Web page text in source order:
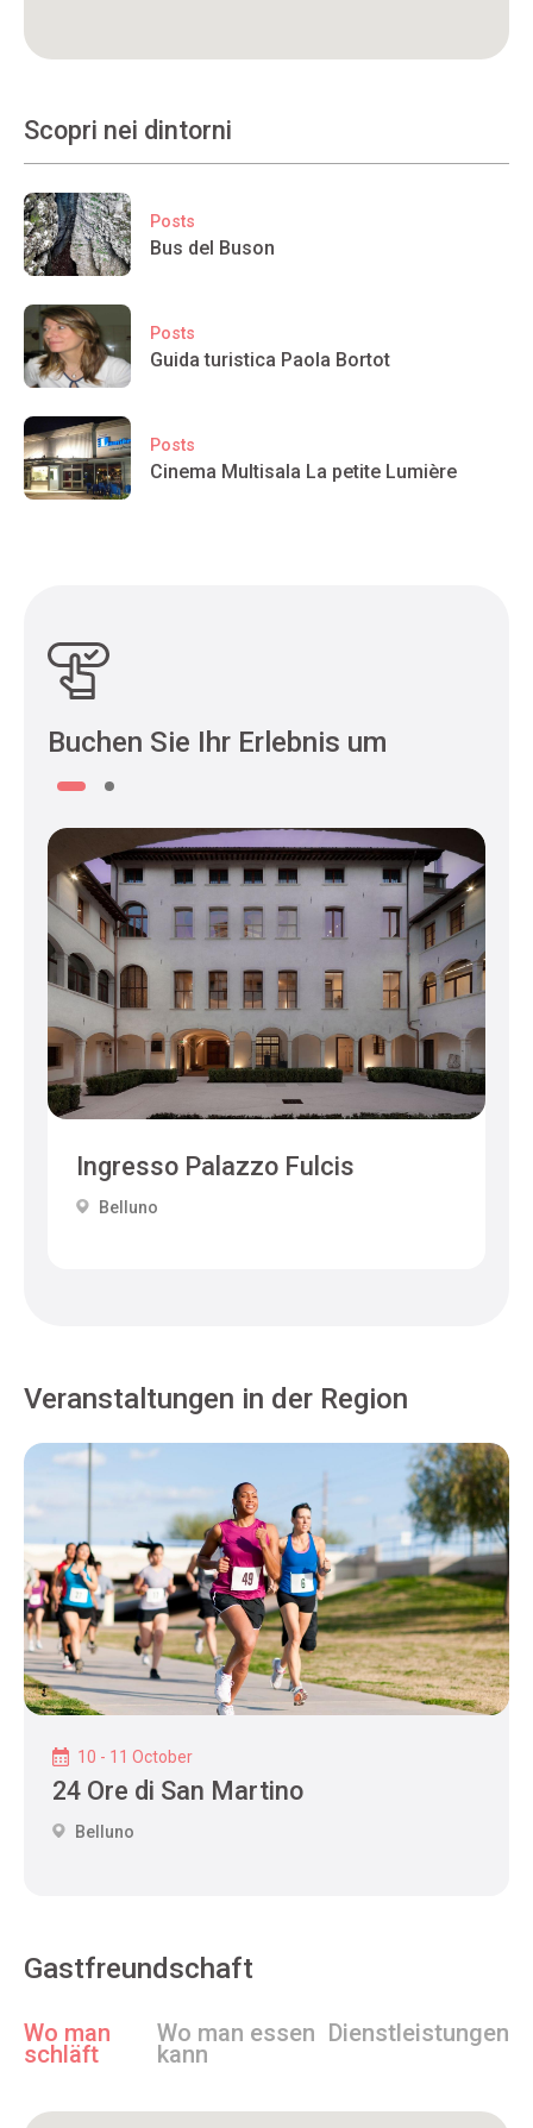
Scopri nei dintorni
Posts
Bus del Buson
Posts
Guida turistica Paola Bortot
Posts
Cinema Multisala La petite Lumière
Buchen Sie Ihr Erlebnis um
Ingresso Palazzo Fulcis
Belluno
Veranstaltungen in der Region
10 - 11 October
24 Ore di San Martino
Belluno
Gastfreundschaft
Wo man
schläft
Wo man essen
kann
Dienstleistungen